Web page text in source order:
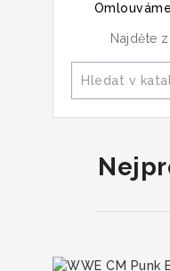
Najděte